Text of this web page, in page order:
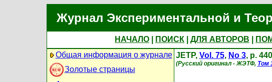
Журнал Экспериментальной и
НАЧАЛО ПОИСК ДЛЯ АВТОРОВ
Общая информация о журнале
Золотые страницы
JETP, Vol. 75, No 3, p.
(Русский оригинал - ЖЭТФ, Том